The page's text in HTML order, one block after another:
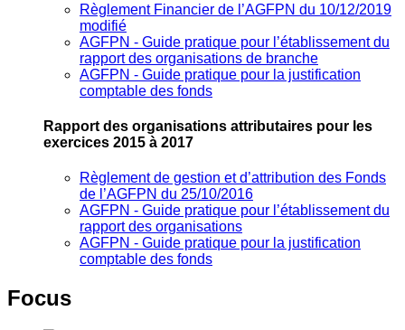
Règlement Financier de l’AGFPN du 10/12/2019
modifié
AGFPN ‐ Guide pratique pour l’établissement du
rapport des organisations de branche
AGFPN ‐ Guide pratique pour la justification
comptable des fonds
Rapport des organisations attributaires pour les
exercices 2015 à 2017
Règlement de gestion et d’attribution des Fonds
de l’AGFPN du 25/10/2016
AGFPN ‐ Guide pratique pour l’établissement du
rapport des organisations
AGFPN ‐ Guide pratique pour la justification
comptable des fonds
Focus